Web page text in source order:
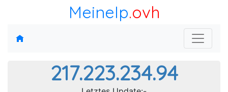
MeineIp.ovh
217.223.234.94